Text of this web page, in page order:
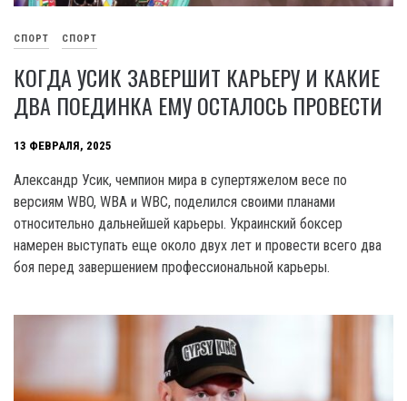
СПОРТ СПОРТ
КОГДА УСИК ЗАВЕРШИТ КАРЬЕРУ И КАКИЕ
ДВА ПОЕДИНКА ЕМУ ОСТАЛОСЬ ПРОВЕСТИ
13 ФЕВРАЛЯ, 2025
Александр Усик, чемпион мира в супертяжелом весе по
версиям WBO, WBA и WBC, поделился своими планами
относительно дальнейшей карьеры. Украинский боксер
намерен выступать еще около двух лет и провести всего два
боя перед завершением профессиональной карьеры.